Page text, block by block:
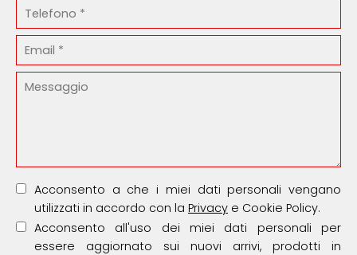
Acconsento a che i miei dati personali vengano
utilizzati in accordo con la Privacy e Cookie Policy.
Acconsento all'uso dei miei dati personali per
essere aggiornato sui nuovi arrivi, prodotti in